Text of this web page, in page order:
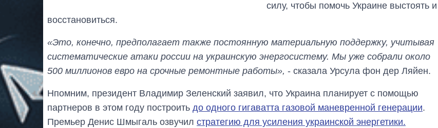
силу, чтобы помочь Украине выстоять и
восстановиться.
«Это, конечно, предполагает также постоянную материальную поддержку, учитывая
систематические атаки россии на украинскую энергосистему. Мы уже собрали около
500 миллионов евро на срочные ремонтные работы», - сказала Урсула фон дер Ляйен.
Нпомним, президент Владимир Зеленский заявил, что Украина планирует с помощью
партнеров в этом году построить до одного гигаватта газовой маневренной генерации.
Премьер Денис Шмыгаль озвучил стратегию для усиления украинской энергетики.